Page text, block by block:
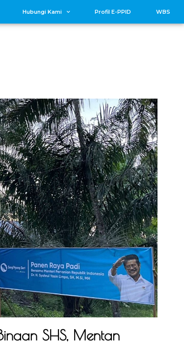
Hubungi Kami Profil E-PPID WBS
SHS, Mentan